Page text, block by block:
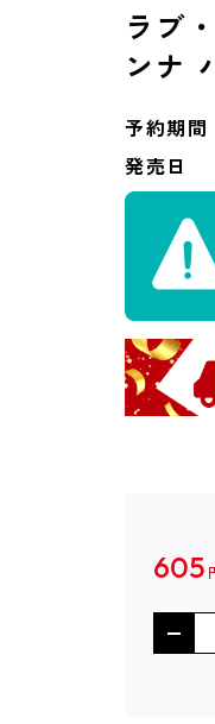
ラブ
ンナ
予約期間
発売日
605